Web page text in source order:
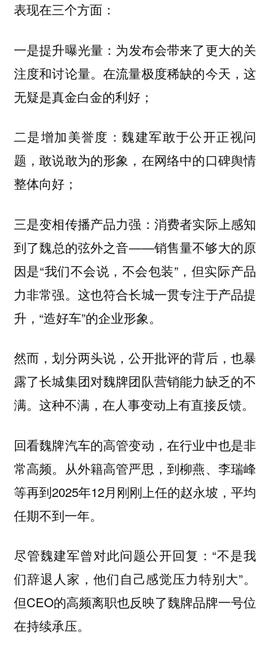
表现在三个方面：
一是提升曝光量： 为发布会带来了更大的关
注度和讨论量。在流量极度稀缺的今天，这
无疑是真金白金的利好；
二是增加美誉度：魏建军敢于公开正视问
题，敢说敢为的形象，在网络中的口碑舆情
整体向好；
三是变相传播产品力强： 消费者实际上感知
到了魏总的弦外之音——销售量不够大的原
因是“我们不会说，不会包装”，但实际产品
力非常强。这也符合长城一贯专注于产品提
升，“造好车”的企业形象。
然而，划分两头说，公开批评的背后，也暴
露了长城集团对魏牌团队营销能力缺乏的不
满。 这种不满，在人事变动上有直接反馈。
回看魏牌汽车的高管变动，在行业中也是非
常高频。从外籍高管严思，到柳燕、李瑞峰
等再到2025年12月刚刚上任的赵永坡，平均
任期不到一年。
尽管魏建军曾对此问题公开回复：“不是我
们辞退人家，他们自己感觉压力特别大”。
但CEO的高频离职也反映了魏牌品牌一号位
在持续承压。